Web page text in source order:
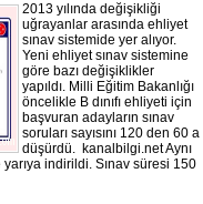
2013 yılında değişikliği
uğrayanlar arasında ehliyet
sınav sistemide yer alıyor.
Yeni ehliyet sınav sistemine
göre bazı değişiklikler
yapıldı. Milli Eğitim Bakanlığı
öncelikle B dınıfı ehliyeti için
başvuran adayların sınav
soruları sayısını 120 den 60 a
düşürdü. kanalbilgi.net Aynı
indirildi. Sınav süresi 150